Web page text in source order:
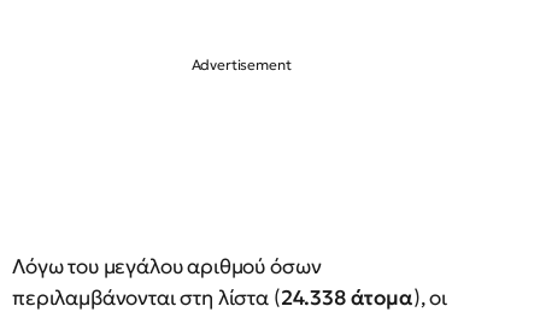
Λόγω του μεγάλου αριθμού όσων
περιλαμβάνονται στη λίστα (24.338 άτομα), οι